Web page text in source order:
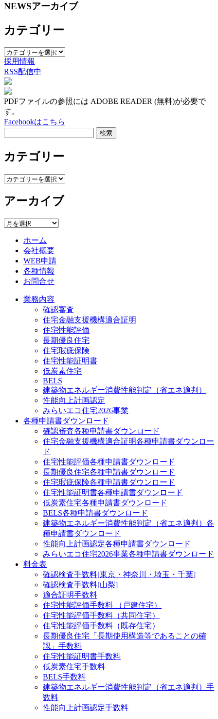
NEWSアーカイブ
カテゴリー
カ
テ
ゴ
リ
ー
採用情報
RSS配信中
PDFファイルの参照には ADOBE READER (無料)が必要で
す。
Facebookはこちら
カテゴリー
カ
ゴ
ー
アーカイブ
ア
ホーム
会社概要
WEB申請
各種情報
お問合せ
業務内容
確認審査
住宅金融支援機構適合証明
住宅性能評価
長期優良住宅
住宅瑕疵保険
住宅性能証明書
低炭素住宅
BELS
建築物エネルギー消費性能判定（省エネ適判）
性能向上計画認定
みらいエコ住宅2026事業
各種申請書ダウンロード
確認審査各種申請書ダウンロード
住宅金融支援機構適合証明各種申請書ダウンロー
ド
住宅性能評価各種申請書ダウンロード
長期優良住宅各種申請書ダウンロード
住宅瑕疵保険各種申請書ダウンロード
住宅性能証明書各種申請書ダウンロード
低炭素住宅各種申請書ダウンロード
BELS各種申請書ダウンロード
建築物エネルギー消費性能判定（省エネ適判） 各
種申請書ダウンロード
性能向上計画認定各種申請書ダウンロード
みらいエコ住宅2026事業各種申請書ダウンロード
料金表
確認検査手数料[東京・神奈川・埼玉・千葉]
確認検査手数料[山梨]
適合証明手数料
住宅性能評価手数料 （戸建住宅）
住宅性能評価手数料（共同住宅）
住宅性能評価手数料（既存住宅）
長期優良住宅「長期使用構造等であることの確
認」手数料
住宅性能証明書手数料
低炭素住宅手数料
BELS手数料
建築物エネルギー消費性能判定（省エネ適判）手
数料
性能向上計画認定手数料